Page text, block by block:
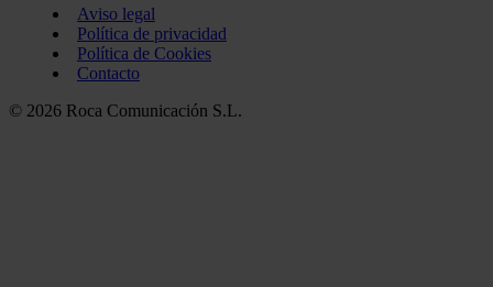
Aviso legal
Política de privacidad
Política de Cookies
Contacto
© 2026 Roca Comunicación S.L.